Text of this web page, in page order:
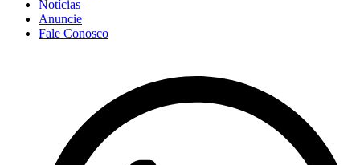
Notícias
Anuncie
Fale Conosco